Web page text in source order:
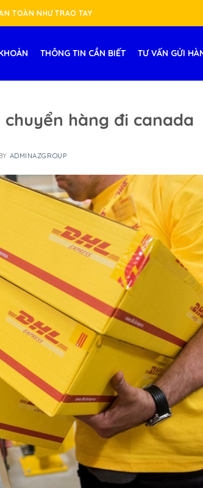
TOÀN NHƯ TRAO TAY
THÔNG TIN CẦN BIẾT TƯ VẤN GỬI
hàng đi canada
ADMINAZGROUP